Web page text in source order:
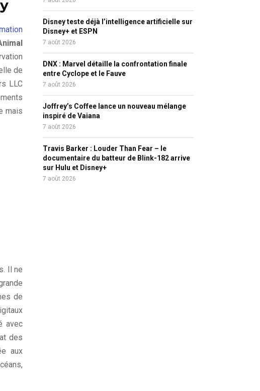
de
LLC
mais
Il ne
de
avec
des
aux
Disney teste déjà l’intelligence artificielle sur
Disney+ et ESPN
7 août 2026
DNX : Marvel détaille la confrontation finale
entre Cyclope et le Fauve
7 août 2026
Joffrey’s Coffee lance un nouveau mélange
inspiré de Vaiana
7 août 2026
Travis Barker : Louder Than Fear – le
documentaire du batteur de Blink-182 arrive
sur Hulu et Disney+
7 août 2026